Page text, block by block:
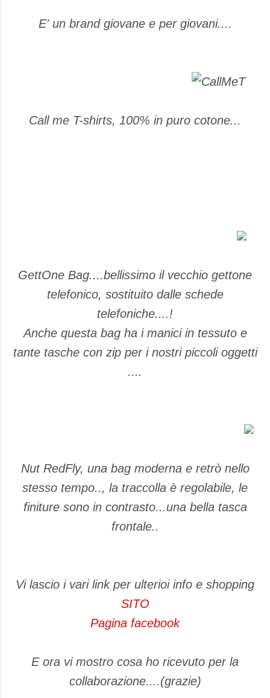
E' un brand giovane e per giovani....
Call me T-shirts, 100% in puro cotone...
GettOne Bag....bellissimo il vecchio gettone
telefonico, sostituito dalle schede
telefoniche....!
Anche questa bag ha i manici in tessuto e
tante tasche con zip per i nostri piccoli oggetti
....
Nut RedFly, una bag moderna e retrò nello
stesso tempo.., la traccolla è regolabile, le
finiture sono in contrasto...una bella tasca
frontale..
Vi lascio i vari link per ulterioi info e shopping
SITO
Pagina facebook
E ora vi mostro cosa ho ricevuto per la
collaborazione....(grazie)